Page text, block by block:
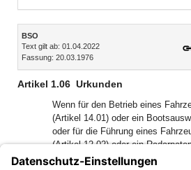
Inhalt
BSO
Text gilt ab: 01.04.2022
Fassung: 20.03.1976
Artikel 1.06 Urkunden
Wenn für den Betrieb eines
(Artikel 14.01) oder ein
oder für die Führung eines
(Artikel 12.02) oder ein
Buchst. a) erforderlich ist, müssen